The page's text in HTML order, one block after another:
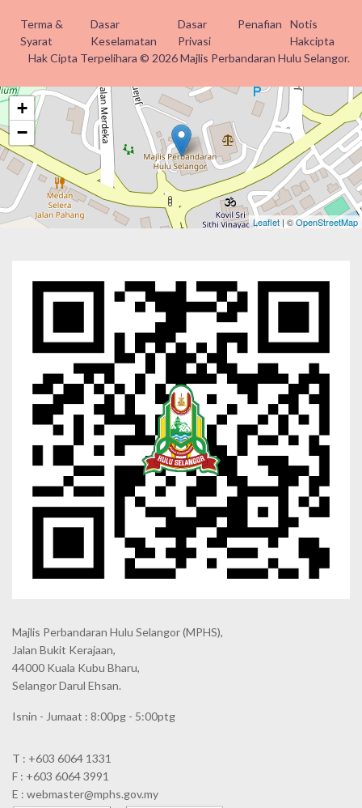
Terma &
Syarat
Dasar
Keselamatan
Dasar
Privasi
Penafian
Notis
Hakcipta
Hak Cipta Terpelihara © 2026 Majlis Perbandaran Hulu Selangor.
+
−
Leaflet | ©OpenStreetMap
Majlis Perbandaran Hulu Selangor (MPHS),
Jalan Bukit Kerajaan,
44000 Kuala Kubu Bharu,
Selangor Darul Ehsan.
Isnin - Jumaat : 8:00pg - 5:00ptg
T : +603 6064 1331
F : +603 6064 3991
E : webmaster@mphs.gov.my